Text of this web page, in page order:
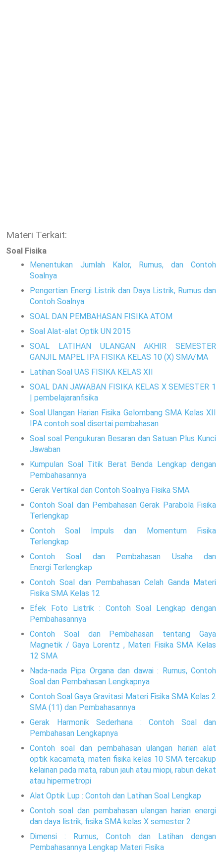
Materi Terkait:
Soal Fisika
Menentukan Jumlah Kalor, Rumus, dan Contoh
Soalnya
Pengertian Energi Listrik dan Daya Listrik, Rumus dan
Contoh Soalnya
SOAL DAN PEMBAHASAN FISIKA ATOM
Soal Alat-alat Optik UN 2015
SOAL LATIHAN ULANGAN AKHIR SEMESTER
GANJIL MAPEL IPA FISIKA KELAS 10 (X) SMA/MA
Latihan Soal UAS FISIKA KELAS XII
SOAL DAN JAWABAN FISIKA KELAS X SEMESTER 1
| pembelajaranfisika
Soal Ulangan Harian Fisika Gelombang SMA Kelas XII
IPA contoh soal disertai pembahasan
Soal soal Pengukuran Besaran dan Satuan Plus Kunci
Jawaban
Kumpulan Soal Titik Berat Benda Lengkap dengan
Pembahasannya
Gerak Vertikal dan Contoh Soalnya Fisika SMA
Contoh Soal dan Pembahasan Gerak Parabola Fisika
Terlengkap
Contoh Soal Impuls dan Momentum Fisika
Terlengkap
Contoh Soal dan Pembahasan Usaha dan
Energi Terlengkap
Contoh Soal dan Pembahasan Celah Ganda Materi
Fisika SMA Kelas 12
Efek Foto Listrik : Contoh Soal Lengkap dengan
Pembahasannya
Contoh Soal dan Pembahasan tentang Gaya
Magnetik / Gaya Lorentz , Materi Fisika SMA Kelas
12 SMA
Nada-nada Pipa Organa dan dawai : Rumus, Contoh
Soal dan Pembahasan Lengkapnya
Contoh Soal Gaya Gravitasi Materi Fisika SMA Kelas 2
SMA (11) dan Pembahasannya
Gerak Harmonik Sederhana : Contoh Soal dan
Pembahasan Lengkapnya
Contoh soal dan pembahasan ulangan harian alat
optik kacamata, materi fisika kelas 10 SMA tercakup
kelainan pada mata, rabun jauh atau miopi, rabun dekat
atau hipermetropi
Alat Optik Lup : Contoh dan Latihan Soal Lengkap
Contoh soal dan pembahasan ulangan harian energi
dan daya listrik, fisika SMA kelas X semester 2
Dimensi : Rumus, Contoh dan Latihan dengan
Pembahasannya Lengkap Materi Fisika